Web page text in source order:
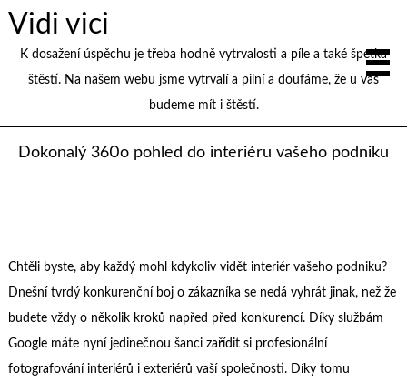
Vidi vici
K dosažení úspěchu je třeba hodně vytrvalosti a píle a také špetka
štěstí. Na našem webu jsme vytrvalí a pilní a doufáme, že u vás
budeme mít i štěstí.
Dokonalý 360o pohled do interiéru vašeho podniku
Chtěli byste, aby každý mohl kdykoliv vidět interiér vašeho podniku?
Dnešní tvrdý konkurenční boj o zákazníka se nedá vyhrát jinak, než že
budete vždy o několik kroků napřed před konkurencí. Díky službám
Google máte nyní jedinečnou šanci zařídit si profesionální
fotografování interiérů i exteriérů vaší společnosti. Díky tomu